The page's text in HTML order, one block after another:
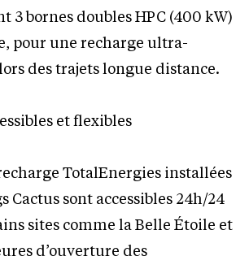
3 bornes doubles HPC (400 kW)
pour une recharge ultra-
des trajets longue distance.
et flexibles
TotalEnergies installées
Cactus sont accessibles 24h/24
sites comme la Belle Étoile et
d’ouverture des